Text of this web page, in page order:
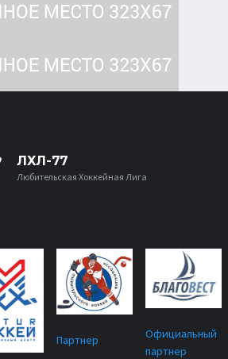
ЛХЛ-77
Любительская Хоккейная Лига
Партнер
Официальный
партнер